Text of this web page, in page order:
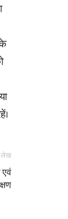
लेख
एवं